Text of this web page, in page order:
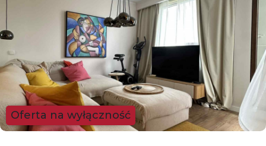
Oferta na wyłączność